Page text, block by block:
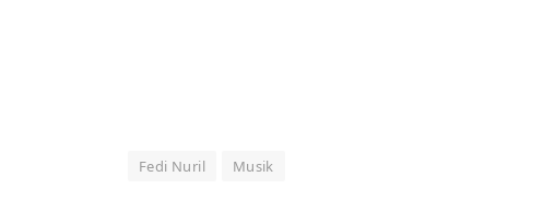
Fedi Nuril Musik